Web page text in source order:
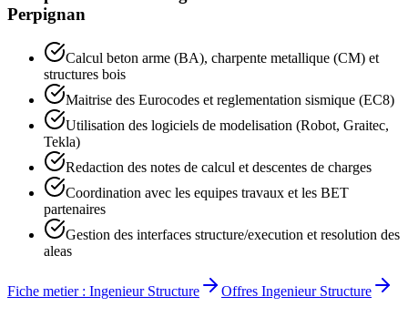
Perpignan
Calcul beton arme (BA), charpente metallique (CM) et
structures bois
Maitrise des Eurocodes et reglementation sismique (EC8)
Utilisation des logiciels de modelisation (Robot, Graitec,
Tekla)
Redaction des notes de calcul et descentes de charges
Coordination avec les equipes travaux et les BET
partenaires
Gestion des interfaces structure/execution et resolution des
aleas
Fiche metier : Ingenieur Structure Offres Ingenieur Structure